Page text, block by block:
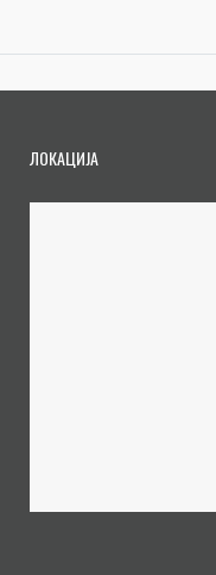
ЛОКАЦИЈА